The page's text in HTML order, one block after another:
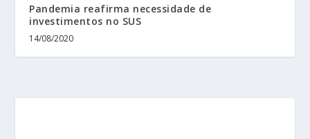
Pandemia reafirma necessidade de
investimentos no SUS
14/08/2020